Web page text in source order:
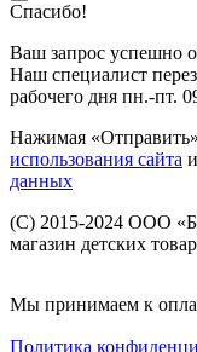
Спасибо!
Ваш запрос успешно
Наш специалист
рабочего дня пн.-пт.
Нажимая
использования сайта и
данных
(C) 2015-2024 ООО
магазин детских
Мы принимаем к
Политика